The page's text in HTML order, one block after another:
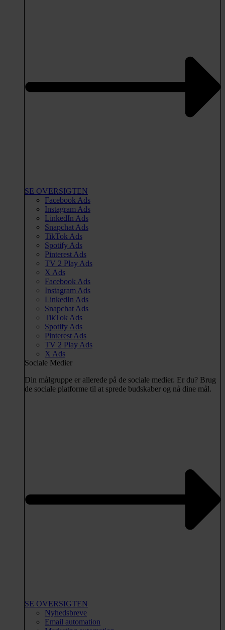
SE OVERSIGTEN
Facebook Ads
Instagram Ads
LinkedIn Ads
Snapchat Ads
TikTok Ads
Spotify Ads
Pinterest Ads
TV 2 Play Ads
X Ads
Facebook Ads
Instagram Ads
LinkedIn Ads
Snapchat Ads
TikTok Ads
Spotify Ads
Pinterest Ads
TV 2 Play Ads
X Ads
Sociale Medier
Din målgruppe er allerede på de sociale medier. Er du? Brug
de sociale platforme til at sprede budskaber og nå dine mål.
SE OVERSIGTEN
Nyhedsbreve
Email automation